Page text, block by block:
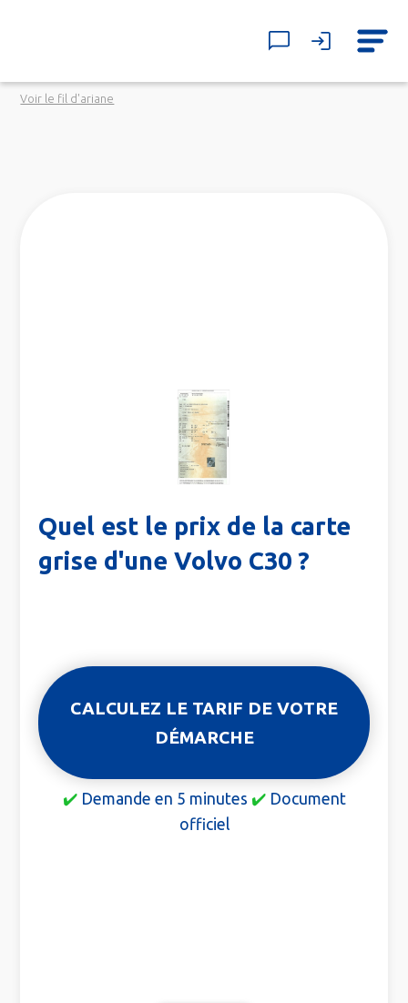
Voir le fil d'ariane
Quel est le prix de la carte
grise d'une Volvo C30 ?
CALCULEZ LE TARIF DE VOTRE
DÉMARCHE
✔️Demande en 5 minutes ✔️Document
officiel